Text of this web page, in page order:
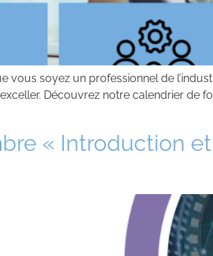
vous soyez un professionnel de
Découvrez notre calendrier de
« Introduction